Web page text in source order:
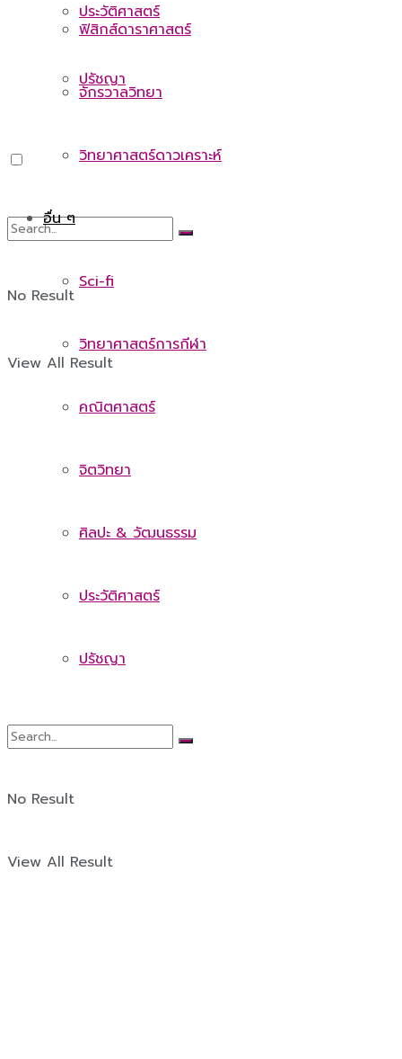
ประวัติศาสตร์
ปรัชญา
No Result
View All Result
ฟิสิกส์ดาราศาสตร์
จักรวาลวิทยา
วิทยาศาสตร์ดาวเคราะห์
อื่น ๆ
Sci-fi
วิทยาศาสตร์การกีฬา
คณิตศาสตร์
จิตวิทยา
ศิลปะ & วัฒนธรรม
ประวัติศาสตร์
ปรัชญา
No Result
View All Result